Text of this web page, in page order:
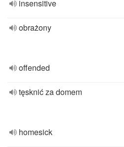
insensitive
obrażony
offended
tęsknić za domem
homesick